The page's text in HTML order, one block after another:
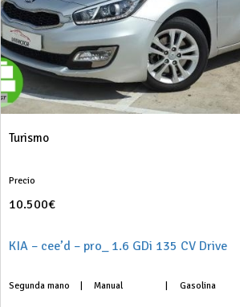
Turismo
Precio
10.500€
KIA – cee’d – pro_ 1.6 GDi 135 CV Drive
Segunda mano Manual Gasolina